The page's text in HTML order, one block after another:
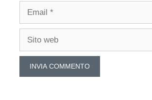
Email
Sito